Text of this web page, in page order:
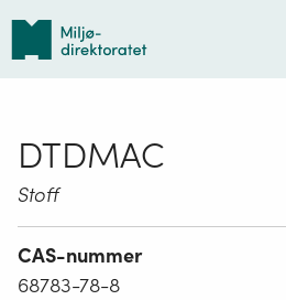
Tilbake
forsiden
DTDMAC
Stoff
CAS-nummer
68783-78-8